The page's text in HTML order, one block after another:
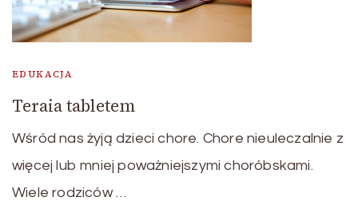
EDUKACJA
Teraia tabletem
Wśród nas żyją dzieci chore. Chore nieuleczalnie z
więcej lub mniej poważniejszymi choróbskami.
Wiele rodziców …